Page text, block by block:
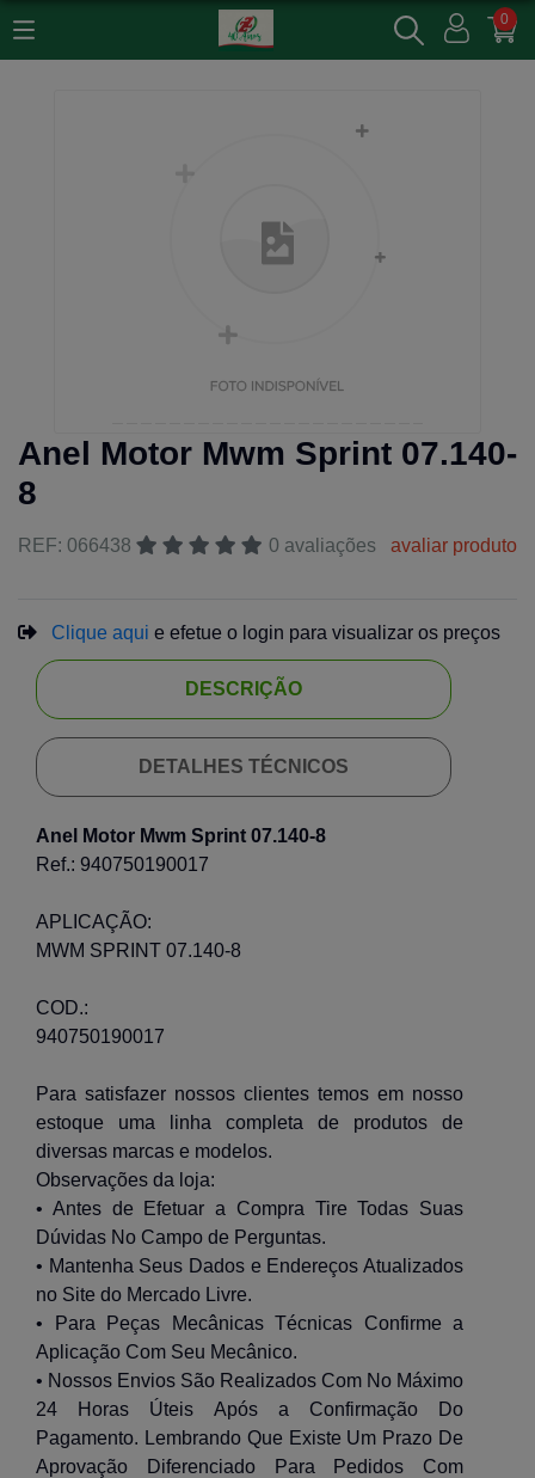
0
Anel Motor Mwm Sprint 07.140-
8
REF: 066438 0 avaliações avaliar produto
Clique aqui e efetue o login para visualizar os preços
DESCRIÇÃO
DETALHES TÉCNICOS
Anel Motor Mwm Sprint 07.140-8
Ref.: 940750190017
APLICAÇÃO:
MWM SPRINT 07.140-8
COD.:
940750190017
Para satisfazer nossos clientes temos em nosso
estoque uma linha completa de produtos de
diversas marcas e modelos.
Observações da loja:
• Antes de Efetuar a Compra Tire Todas Suas
Dúvidas No Campo de Perguntas.
• Mantenha Seus Dados e Endereços Atualizados
no Site do Mercado Livre.
• Para Peças Mecânicas Técnicas Confirme a
Aplicação Com Seu Mecânico.
• Nossos Envios São Realizados Com No Máximo
24 Horas Úteis Após a Confirmação Do
Pagamento. Lembrando Que Existe Um Prazo De
Aprovação Diferenciado Para Pedidos Com